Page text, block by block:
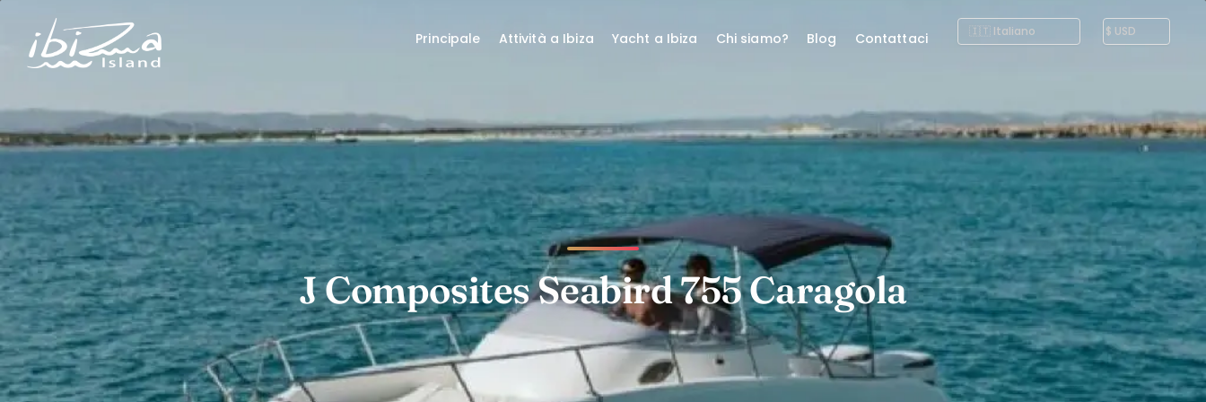
J Composites Seabird 755 Caragola
Principale Attività a Ibiza Yacht a Ibiza Chi siamo? Blog Contattaci